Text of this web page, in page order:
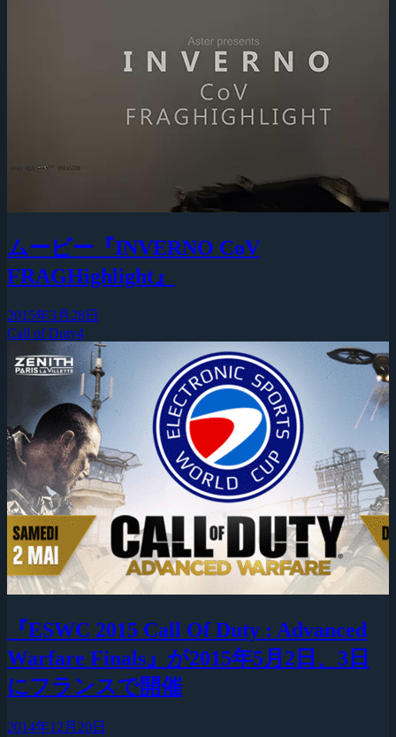
ムービー『INVERNO CoV
FRAGHighlight』
2015年3月28日
Call of Duty4
『ESWC 2015 Call Of Duty : Advanced
Warfare Finals』が2015年5月2日、3日
にフランスで開催
2014年12月20日